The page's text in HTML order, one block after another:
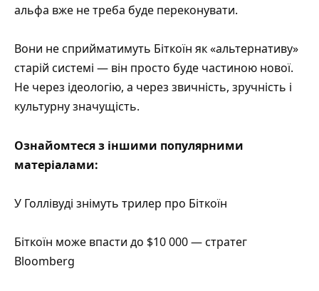
альфа вже не треба буде переконувати.
Вони не сприйматимуть Біткоїн як «альтернативу»
старій системі — він просто буде частиною нової.
Не через ідеологію, а через звичність, зручність і
культурну значущість.
Ознайомтеся з іншими популярними
матеріалами:
У Голлівуді знімуть трилер про Біткоїн
Біткоїн може впасти до $10 000 — стратег
Bloomberg